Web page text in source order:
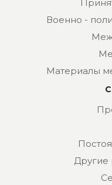
Военно -
Материалы
Другие